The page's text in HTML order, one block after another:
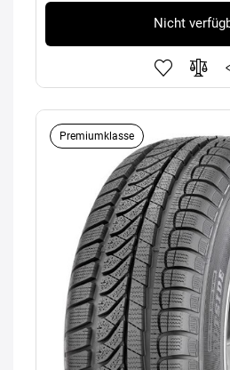
Nicht
Premiumklasse